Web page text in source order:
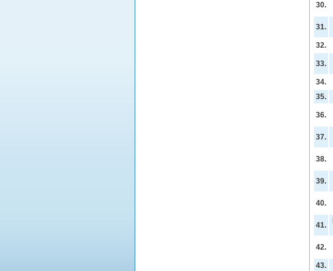
30.
31.
32.
33.
34.
35.
36.
37.
38.
39.
40.
41.
42.
43.